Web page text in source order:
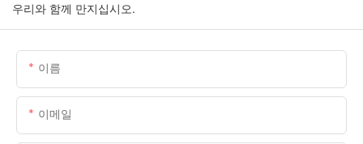
우리와 함께 만지십시오.
이름
이메일